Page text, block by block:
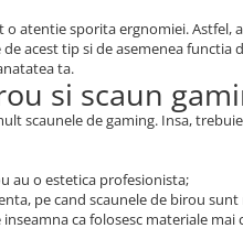
atentie sporita ergnomiei. Astfel,
acest tip si de asemenea functia
ta.
si scaun
scaunele de gaming. Insa,
au o estetica profesionista;
pe cand scaunele de birou
ca folosesc materiale